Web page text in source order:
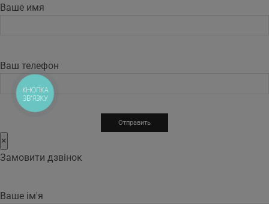
Ваше имя
Ваш телефон
×
Замовити дзвінок
Ваше ім'я
КНОПКА
ЗВ'ЯЗКУ